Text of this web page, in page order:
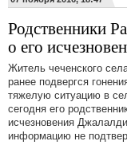
Родственники
о его
Житель чеченского
ранее подвергся
тяжелую ситуацию в
сегодня его
исчезновения
информацию не